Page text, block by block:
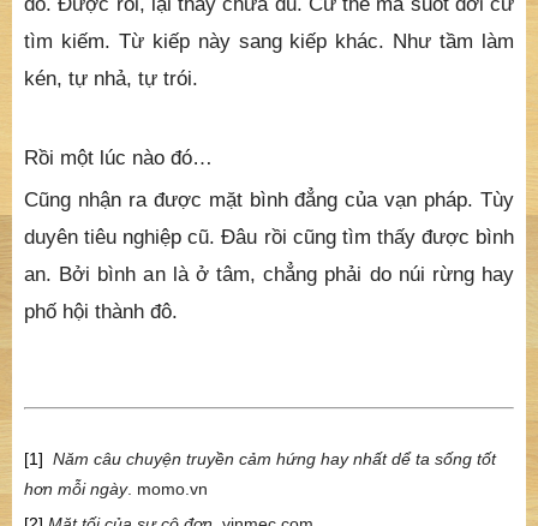
tìm kiếm. Từ kiếp này sang kiếp khác. Như tầm làm
kén, tự nhả, tự trói.
Rồi một lúc nào đó…
Cũng nhận ra được mặt bình đẳng của vạn pháp. Tùy
duyên tiêu nghiệp cũ. Đâu rồi cũng tìm thấy được bình
an. Bởi bình an là ở tâm, chẳng phải do núi rừng hay
phố hội thành đô.
[1] Năm câu chuyện truyền cảm hứng hay nhất dể ta sống tốt
hơn mỗi ngày. momo.vn